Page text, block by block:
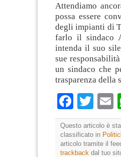
Attendiamo
possa essere
degli impianti di
farlo il sindaco
intenda il suo
sue
un sindaco che
trasparenza della
Questo articolo è
classificato in
articolo tramite il
trackback dal tuo